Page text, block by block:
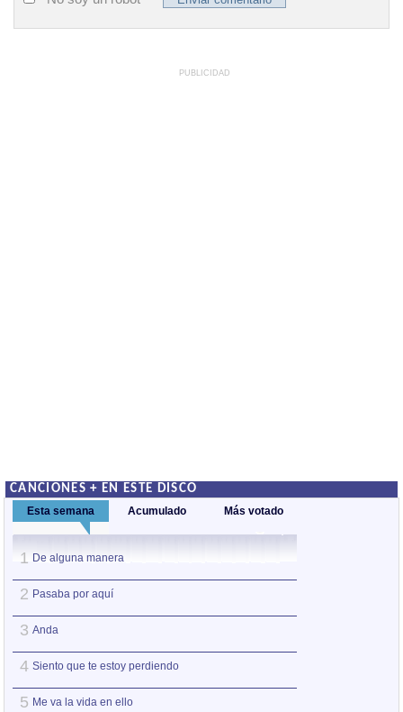
PUBLICIDAD
CANCIONES + EN ESTE DISCO
Esta semana Acumulado Más votado
1 De alguna manera
2 Pasaba por aquí
3 Anda
4 Siento que te estoy perdiendo
5 Me va la vida en ello